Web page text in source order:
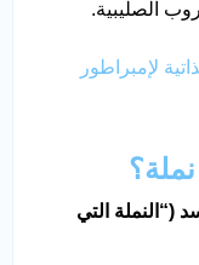
الصليبية.
لإمبراطور
(“النملة التي